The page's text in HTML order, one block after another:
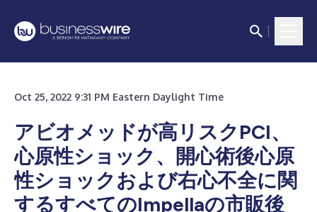
Oct 25, 2022 9:31 PM Eastern Daylight Time
アビオメッドが高リスクPCI、
心原性ショック、開心術後心原
性ショックおよび右心不全に関
するすべてのImpellaの市販後